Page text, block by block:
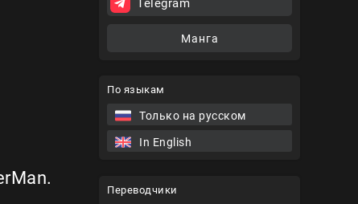
По языкам
Только на русском
In English
Переводчики
Манга